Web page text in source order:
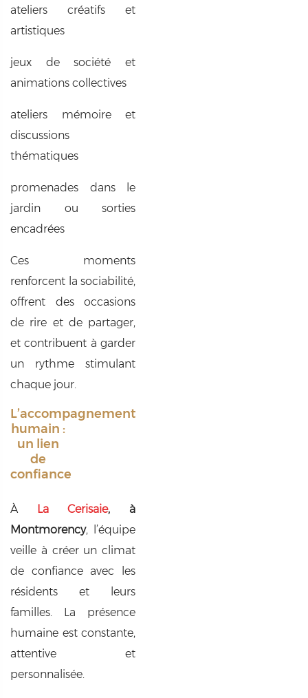
ateliers créatifs et
artistiques
jeux de société et
animations collectives
ateliers mémoire et
discussions
thématiques
promenades dans le
jardin ou sorties
encadrées
Ces moments
renforcent la sociabilité,
offrent des occasions
de rire et de partager,
et contribuent à garder
un rythme stimulant
chaque jour.
L’accompagnement
humain :
un lien
de
confiance
À La Cerisaie, à
Montmorency, l’équipe
veille à créer un climat
de confiance avec les
résidents et leurs
familles. La présence
humaine est constante,
attentive et
personnalisée.